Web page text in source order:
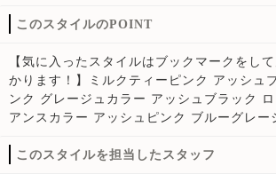
このスタイルのPOINT
【気に入ったスタイルはブックマークをし
かります！】ミルクティーピンク アッシュ
ンク グレージュカラー アッシュブラック
アンスカラー アッシュピンク ブルーグレー
このスタイルを担当したスタッフ